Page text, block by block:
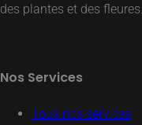
des plantes et des fleures.
Nos Services
Tous nos services